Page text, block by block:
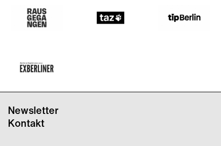
Newsletter
Kontakt